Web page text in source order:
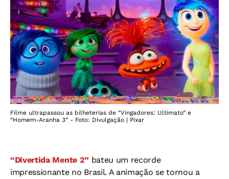
Filme ultrapassou as bilheterias de “Vingadores: Ultimato” e
“Homem-Aranha 3” - Foto: Divulgação | Pixar
“Divertida Mente 2” bateu um recorde
impressionante no Brasil. A animação se tornou a